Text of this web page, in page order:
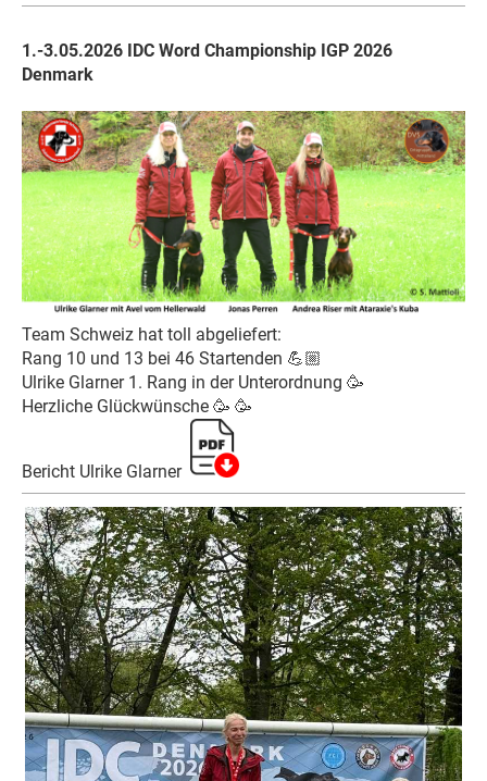
1.-3.05.2026 IDC Word Championship IGP 2026
Denmark
Team Schweiz hat toll abgeliefert:
Rang 10 und 13 bei 46 Startenden 💪🏼
Ulrike Glarner 1. Rang in der Unterordnung 🥳
Herzliche Glückwünsche 🥳 🥳
Bericht Ulrike Glarner